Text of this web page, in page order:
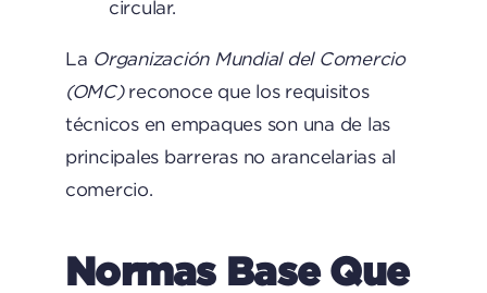
circular.
La Organización Mundial del Comercio
(OMC)reconoce que los requisitos
técnicos en empaques son una de las
principales barreras no arancelarias al
comercio.
Normas Base Que